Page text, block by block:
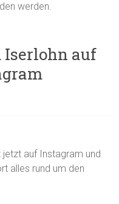
werden.
Iserlohn auf
jetzt auf Instagram und
alles rund um den